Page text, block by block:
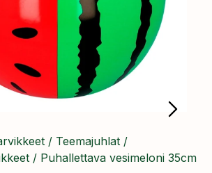
/ Teemajuhlat /
/ Puhallettava vesimeloni 35cm